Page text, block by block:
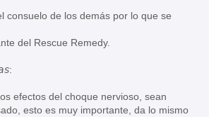
consuelo de los demás por lo que se
del Rescue Remedy.⁣
efectos del choque nervioso, sean
esto es muy importante, da lo mismo